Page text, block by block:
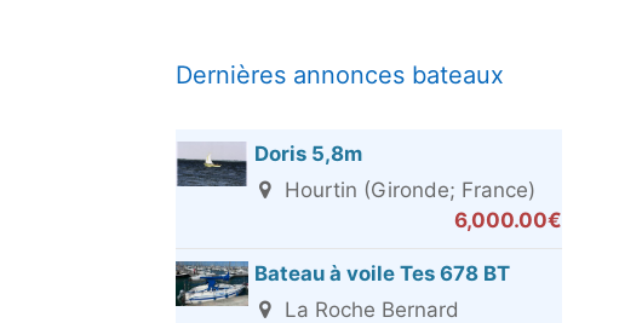
Dernières annonces bateaux
Doris 5,8m
Hourtin (Gironde; France)
6,000.00€
Bateau à voile Tes 678 BT
La Roche Bernard